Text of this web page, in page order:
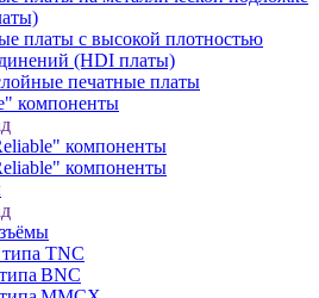
платы с высокой плотностью
(HDI платы)
печатные платы
компоненты
компоненты
компоненты
TNC
BNC